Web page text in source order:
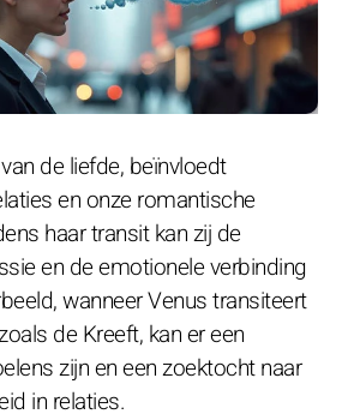
de liefde, beïnvloedt
en onze romantische
haar transit kan zij de
en de emotionele verbinding
wanneer Venus transiteert
de Kreeft, kan er een
zijn en een zoektocht naar
in relaties.